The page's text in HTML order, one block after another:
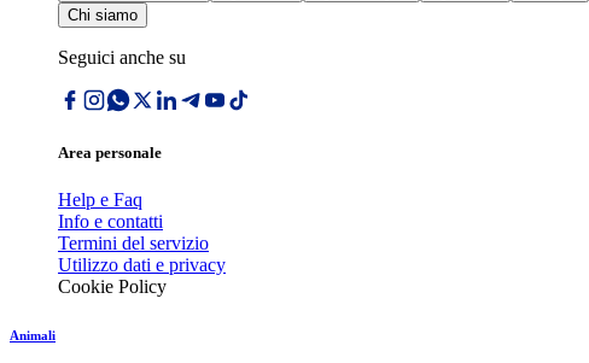
Chi siamo
Seguici anche su
Area personale
Help e Faq
Info e contatti
Termini del servizio
Utilizzo dati e privacy
Cookie Policy
Animali